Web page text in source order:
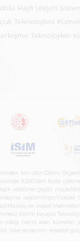
Raylı Ulaşım
Teknolojileri
Teknolojileri
biri olan Ostim
6.500’den fazla
sektörler çeşitli
ve inşaat
Ostim Kauçuk
halini alan
ülke sanayinin rekabet